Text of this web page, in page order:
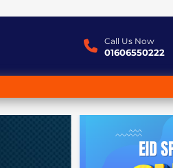
Call Us Now
01606550222